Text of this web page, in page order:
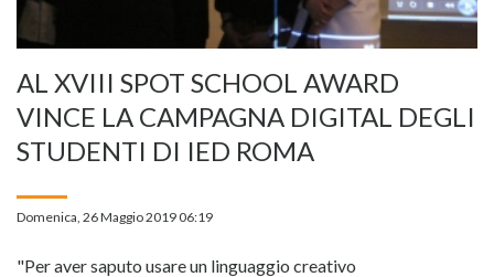
AL XVIII SPOT SCHOOL AWARD
VINCE LA CAMPAGNA DIGITAL DEGLI
STUDENTI DI IED ROMA
Domenica, 26 Maggio 2019 06:19
"Per aver saputo usare un linguaggio creativo